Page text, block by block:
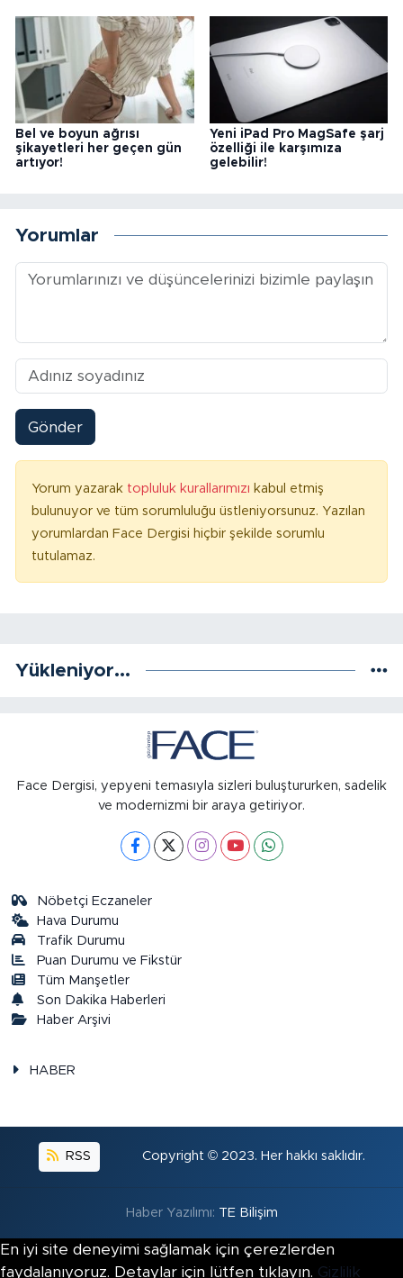
Bel ve boyun ağrısı
şikayetleri her geçen gün
artıyor!
Yeni iPad Pro MagSafe şarj
özelliği ile karşımıza
gelebilir!
Yorumlar
Gönder
Yorum yazarak topluluk kurallarımızı kabul etmiş
bulunuyor ve tüm sorumluluğu üstleniyorsunuz. Yazılan
yorumlardan Face Dergisi hiçbir şekilde sorumlu
tutulamaz.
Yükleniyor...
Face Dergisi, yepyeni temasıyla sizleri buluştururken, sadelik
ve modernizmi bir araya getiriyor.
Nöbetçi Eczaneler
Hava Durumu
Trafik Durumu
Puan Durumu ve Fikstür
Tüm Manşetler
Son Dakika Haberleri
Haber Arşivi
HABER
RSS Copyright © 2023. Her hakkı saklıdır.
Haber Yazılımı: TE Bilişim
En iyi site deneyimi sağlamak için çerezlerden
faydalanıyoruz. Detaylar için lütfen tıklayın. Gizlilik